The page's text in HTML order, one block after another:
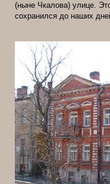
(ныне Чкалова) улице.
сохранился до наших